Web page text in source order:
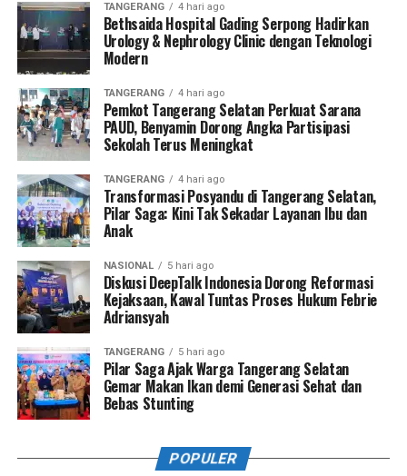
TANGERANG 4 hari ago
Bethsaida Hospital Gading Serpong Hadirkan
Urology & Nephrology Clinic dengan Teknologi
Modern
TANGERANG 4 hari ago
Pemkot Tangerang Selatan Perkuat Sarana
PAUD, Benyamin Dorong Angka Partisipasi
Sekolah Terus Meningkat
TANGERANG 4 hari ago
Transformasi Posyandu di Tangerang Selatan,
Pilar Saga: Kini Tak Sekadar Layanan Ibu dan
Anak
NASIONAL 5 hari ago
Diskusi DeepTalk Indonesia Dorong Reformasi
Kejaksaan, Kawal Tuntas Proses Hukum Febrie
Adriansyah
TANGERANG 5 hari ago
Pilar Saga Ajak Warga Tangerang Selatan
Gemar Makan Ikan demi Generasi Sehat dan
Bebas Stunting
POPULER